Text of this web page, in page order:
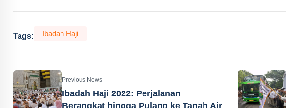
Tags: Ibadah Haji
Previous News
Ibadah Haji 2022: Perjalanan
Berangkat hingga Pulang ke Tanah Air